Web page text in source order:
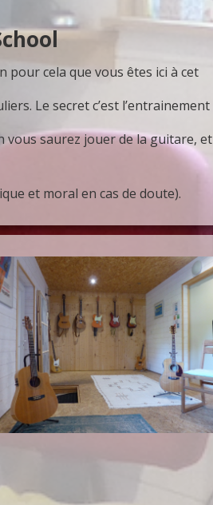
pour cela que vous êtes ici à cet
Le secret c’est l’entrainement
vous saurez jouer de la guitare, et
et moral en cas de doute).